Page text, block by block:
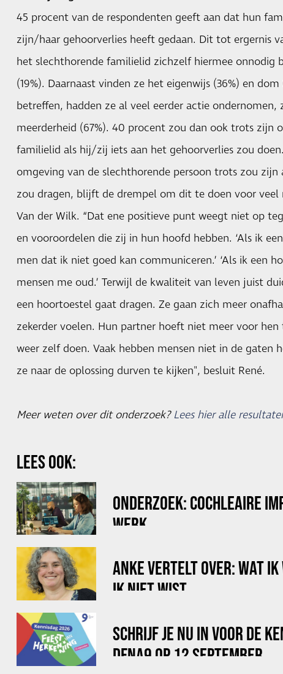
45 procent van de respondenten geeft aan dat hun
zijn/haar gehoorverlies heeft gedaan. Dit tot ergernis
het slechthorende familielid zichzelf hiermee onnodig
(19%). Daarnaast vinden ze het eigenwijs (36%) en
betreffen, hadden ze al veel eerder actie ondernomen,
meerderheid (67%). 40 procent zou dan ook trots zijn
familielid als hij/zij iets aan het gehoorverlies zou
omgeving van de slechthorende persoon trots zou
zou dragen, blijft de drempel om dit te doen voor veel
Van der Wilk. “Dat ene positieve punt weegt niet op
en vooroordelen die zij in hun hoofd hebben. ‘Als ik
men dat ik niet goed kan communiceren.’ ‘Als ik een
mensen me oud.’ Terwijl de kwaliteit van leven juist
een hoortoestel gaat dragen. Ze gaan zich meer
zekerder voelen. Hun partner hoeft niet meer voor
weer zelf doen. Vaak hebben mensen niet in de gaten
ze naar de oplossing durven te kijken", besluit René.
Meer weten over dit onderzoek?Lees hier alle
LEES OOK:
ONDERZOEK: COCHLEAIRE
WERK
ANKE VERTELT OVER: WAT
IK NIET WIST.
SCHRIJF JE NU IN VOOR DE
DFNA9 OP 12 SEPTEMBER